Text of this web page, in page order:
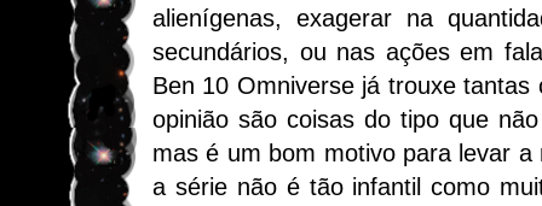
alienígenas, exagerar na
secundários, ou nas ações em
Ben 10 Omniverse já trouxe tantas
opinião são coisas do tipo que
mas é um bom motivo para levar a
a série não é tão infantil como